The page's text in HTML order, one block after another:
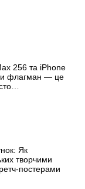
256 та iРhone
флагман — це
Як
творчими
постерами